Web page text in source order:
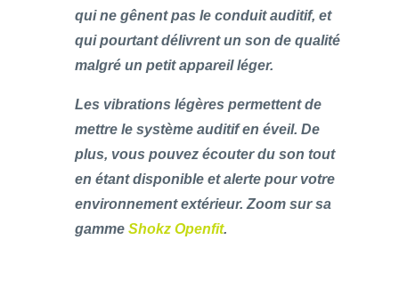
qui ne gênent pas le conduit auditif, et
qui pourtant délivrent un son de qualité
malgré un petit appareil léger.
Les vibrations légères permettent de
mettre le système auditif en éveil. De
plus, vous pouvez écouter du son tout
en étant disponible et alerte pour votre
environnement extérieur. Zoom sur sa
gamme Shokz Openfit.